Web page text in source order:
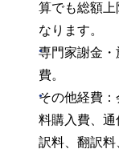
算でも総額上
なります。
専門家謝金
費。
その他経費
料購入費、
訳料、翻訳